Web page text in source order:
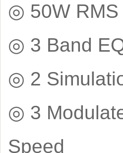
◎ 50W RMS
◎ 3 Band
◎ 2
◎ 3
Speed